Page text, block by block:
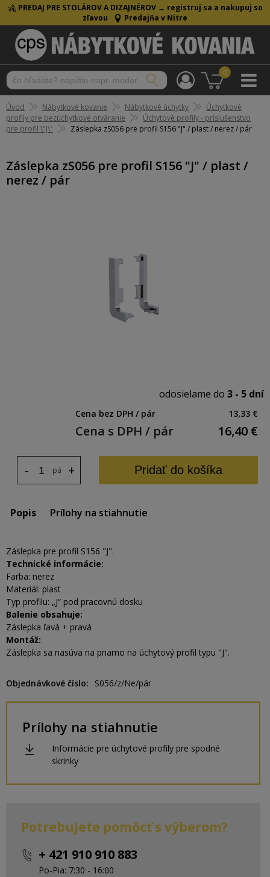
PREDAJ PRE STOLÁROV A DIZAJNÉROV → registruj sa a nakupuj so
zľavou
Predajňa v Nitre
0
Úvod Nábytkové kovanie Nábytkové úchytky
Úchytkové
profily pre bezúchytkové otváranie
Úchytové profily - príslušenstvo
pre profil \"J\"
Záslepka zS056 pre profil S156 "J" / plast / nerez / pár
Záslepka zS056 pre profil S156 "J" / plast /
nerez / pár
odosielame do 3 - 5 dní
Cena bez DPH / pár 13,33 €
Cena s DPH / pár 16,40 €
pár +
- Pridať do košíka
Popis Prílohy na stiahnutie
Záslepka pre profil S156 "J".
Technické informácie:
Farba: nerez
Materiál: plast
Typ profilu: „J“ pod pracovnú dosku
Balenie obsahuje:
Záslepka ľavá + pravá
Montáž:
Záslepka sa nasúva na priamo na úchytový profil typu "J".
Objednávkové číslo S056/z/Ne/pár
Prílohy na stiahnutie
Informácie pre úchytové profily pre spodné
skrinky
Potrebujete pomôcť s výberom?
+ 421 910 910 883
Po-Pia: 7:30 - 16:00